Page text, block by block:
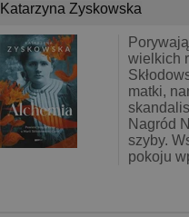
Katarzyna Zyskowska
wielkich
matki,
Nagród
szyby.
pokoju